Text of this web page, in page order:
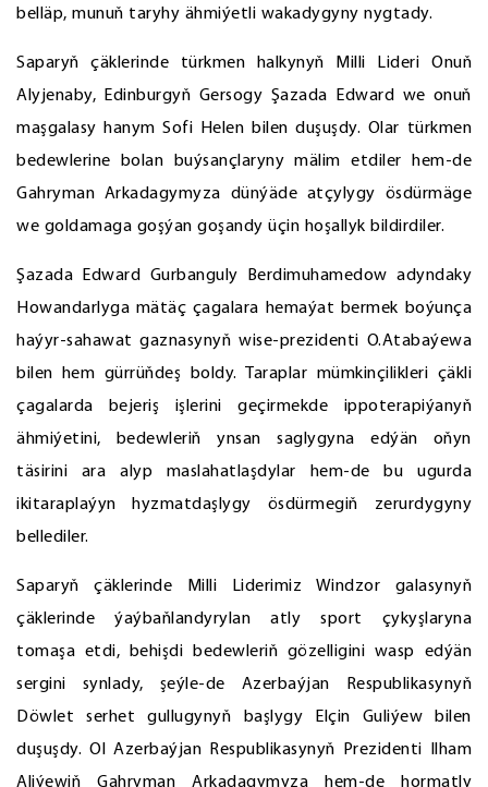
belläp, munuň taryhy ähmiýetli wakadygyny nygtady.
Saparyň çäklerinde türkmen halkynyň Milli Lideri Onuň
Alyjenaby, Edinburgyň Gersogy Şazada Edward we onuň
maşgalasy hanym Sofi Helen bilen duşuşdy. Olar türkmen
bedewlerine bolan buýsançlaryny mälim etdiler hem-de
Gahryman Arkadagymyza dünýäde atçylygy ösdürmäge
we goldamaga goşýan goşandy üçin hoşallyk bildirdiler.
Şazada Edward Gurbanguly Berdimuhamedow adyndaky
Howandarlyga mätäç çagalara hemaýat bermek boýunça
haýyr-sahawat gaznasynyň wise-prezidenti O.Atabaýewa
bilen hem gürrüňdeş boldy. Taraplar mümkinçilikleri çäkli
çagalarda bejeriş işlerini geçirmekde ippoterapiýanyň
ähmiýetini, bedewleriň ynsan saglygyna edýän oňyn
täsirini ara alyp maslahatlaşdylar hem-de bu ugurda
ikitaraplaýyn hyzmatdaşlygy ösdürmegiň zerurdygyny
bellediler.
Saparyň çäklerinde Milli Liderimiz Windzor galasynyň
çäklerinde ýaýbaňlandyrylan atly sport çykyşlaryna
tomaşa etdi, behişdi bedewleriň gözelligini wasp edýän
sergini synlady, şeýle-de Azerbaýjan Respublikasynyň
Döwlet serhet gullugynyň başlygy Elçin Guliýew bilen
duşuşdy. Ol Azerbaýjan Respublikasynyň Prezidenti Ilham
Aliýewiň Gahryman Arkadagymyza hem-de hormatly